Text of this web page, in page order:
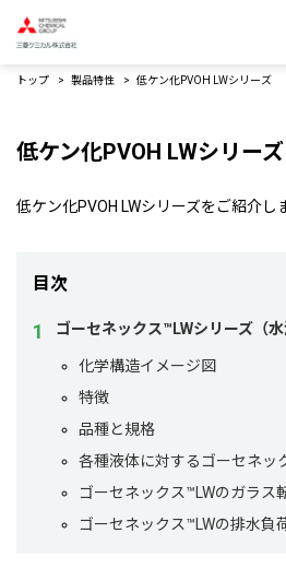
トップ 製品特性 低ケン化PVOH LWシリーズ
低ケン化PVOH LWシリーズ
低ケン化PVOH LWシリーズをご紹介し
目次
ゴーセネックス™LWシリーズ（水
化学構造イメージ図
特徴
品種と規格
各種液体に対するゴーセネッ
ゴーセネックス™LWのガラス
ゴーセネックス™LWの排水負